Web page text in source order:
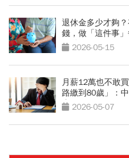
退休金多少才夠
錢，做「這件事
用動2026-05-15
月薪12萬也不敢
路繳到80歲」：
光」2026-05-07